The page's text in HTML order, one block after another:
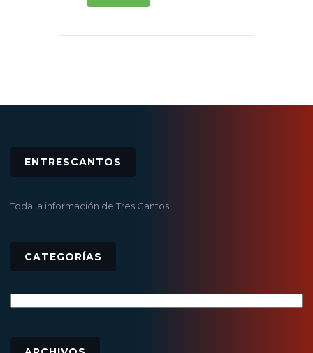
ENTRESCANTOS
Toda la información de Tres Cantos
CATEGORÍAS